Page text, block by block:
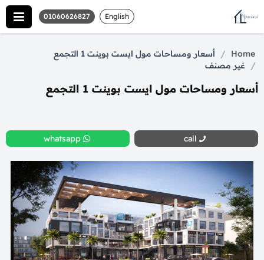
English
01060626827
Home
/ أسعار ومساحات مول ايست بوينت 1 التجمع
/ غير مصنف
أسعار ومساحات مول ايست بوينت 1 التجمع
call
whatsapp